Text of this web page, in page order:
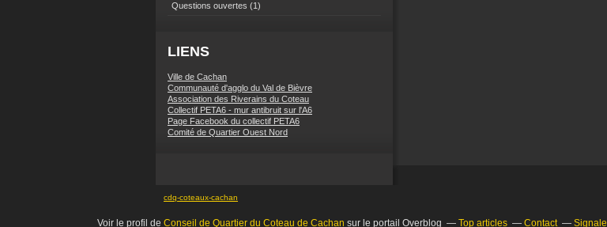
Questions ouvertes (1)
LIENS
Ville de Cachan
Communauté d'agglo du Val de Bièvre
Association des Riverains du Coteau
Collectif PETA6 - mur antibruit sur l'A6
Page Facebook du collectif PETA6
Comité de Quartier Ouest Nord
cdq-coteaux-cachan
Voir le profil de Conseil de Quartier du Coteau de Cachan sur le portail Overblog Top articles Contact